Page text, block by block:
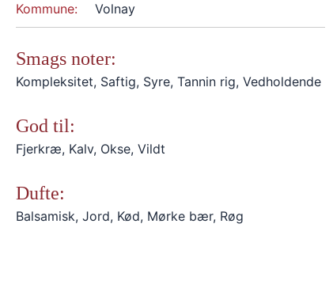
Kommune:
Volnay
Smags noter:
Kompleksitet, Saftig, Syre, Tannin rig, Vedholdende
God til:
Fjerkræ, Kalv, Okse, Vildt
Dufte:
Balsamisk, Jord, Kød, Mørke bær, Røg